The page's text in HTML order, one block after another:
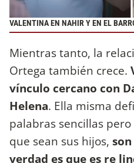
VALENTINA EN NAHIR Y EN EL
Mientras tanto, la
Ortega también crece.
vínculo cercano con
Helena. Ella misma
palabras sencillas
que sean sus hijos,
verdad es que es re